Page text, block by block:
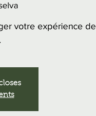
votre expérience de